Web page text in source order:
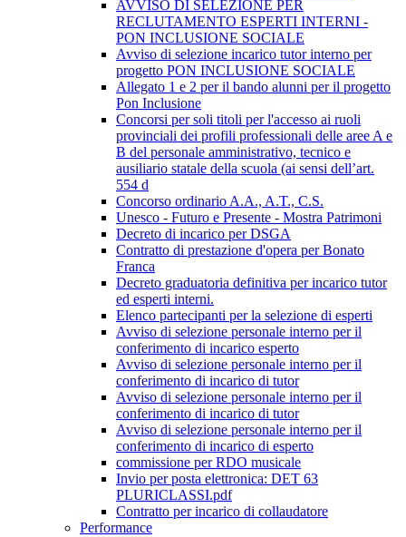
AVVISO DI SELEZIONE PER
RECLUTAMENTO ESPERTI INTERNI -
PON INCLUSIONE SOCIALE
Avviso di selezione incarico tutor interno per
progetto PON INCLUSIONE SOCIALE
Allegato 1 e 2 per il bando alunni per il progetto
Pon Inclusione
Concorsi per soli titoli per l'accesso ai ruoli
provinciali dei profili professionali delle aree A e
B del personale amministrativo, tecnico e
ausiliario statale della scuola (ai sensi dell’art.
554 d
Concorso ordinario A.A., A.T., C.S.
Unesco - Futuro e Presente - Mostra Patrimoni
Decreto di incarico per DSGA
Contratto di prestazione d'opera per Bonato
Franca
Decreto graduatoria definitiva per incarico tutor
ed esperti interni.
Elenco partecipanti per la selezione di esperti
Avviso di selezione personale interno per il
conferimento di incarico esperto
Avviso di selezione personale interno per il
conferimento di incarico di tutor
Avviso di selezione personale interno per il
conferimento di incarico di tutor
Avviso di selezione personale interno per il
conferimento di incarico di esperto
commissione per RDO musicale
Invio per posta elettronica: DET 63
PLURICLASSI.pdf
Contratto per incarico di collaudatore
Performance